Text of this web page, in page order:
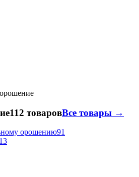
112 товаровВсе товары →
орошению91
13